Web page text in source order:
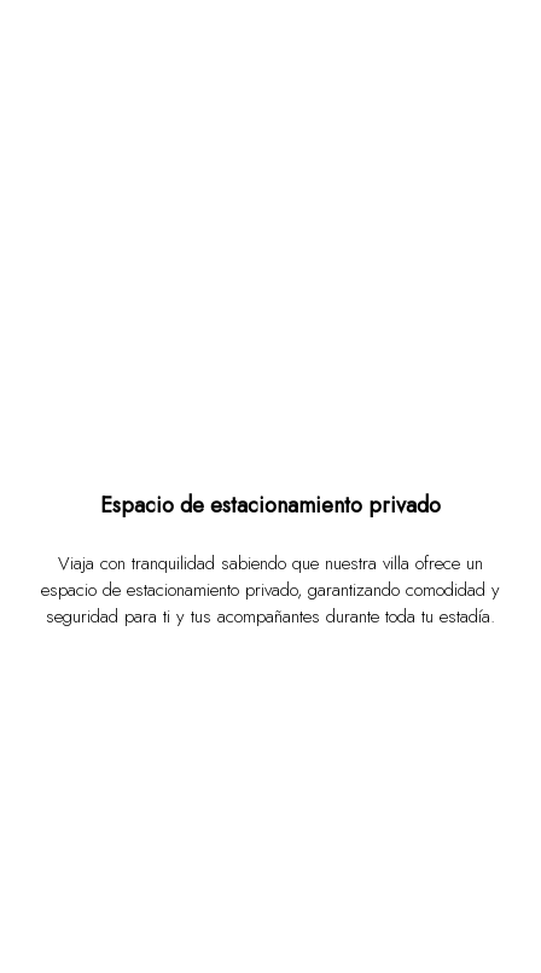
Espacio de estacionamiento privado
Viaja con tranquilidad sabiendo que nuestra villa ofrece un
espacio de estacionamiento privado, garantizando comodidad y
seguridad para ti y tus acompañantes durante toda tu estadía.